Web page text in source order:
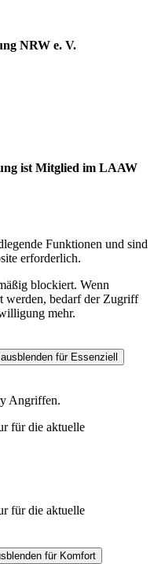
NRW e. V.
ist Mitglied im LAAW
Funktionen und sind
erforderlich.
blockiert. Wenn
werden, bedarf der Zugriff
mehr.
für Essenziell
Angriffen.
für die aktuelle
für die aktuelle
für Komfort